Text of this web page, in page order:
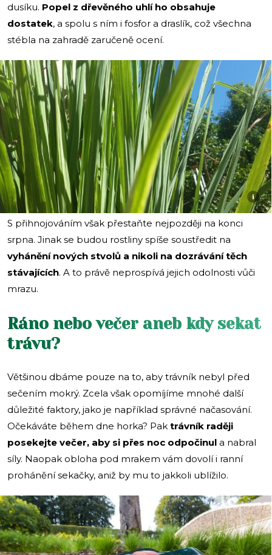
dusíku. Popel z dřevěného uhlí ho obsahuje
dostatek, a spolu s ním i fosfor a draslík, což všechna
stébla na zahradě zaručeně ocení.
i
S přihnojováním však přestaňte nejpozději na konci
srpna. Jinak se budou rostliny spíše soustředit na
vyhánění nových stvolů a nikoli na dozrávání těch
stávajících. A to právě neprospívá jejich odolnosti vůči
mrazu.
Ráno nebo večer aneb kdy sekat
trávu?
Většinou dbáme pouze na to, aby trávník nebyl před
sečením mokrý. Zcela však opomíjíme mnohé další
důležité faktory, jako je například správné načasování.
Očekáváte během dne horka? Pak trávník raději
posekejte večer, aby si přes noc odpočinul a nabral
síly. Naopak obloha pod mrakem vám dovolí i ranní
prohánění sekačky, aniž by mu to jakkoli ublížilo.